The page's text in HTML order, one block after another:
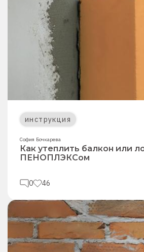
инструкция
София Бочкарева
Как утеплить балкон или
ПЕНОПЛЭКСом
0 46